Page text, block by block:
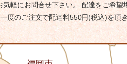
軽にお問合せ下さい。 配達をご希望
度のご注文で配達料550円(税込)を頂